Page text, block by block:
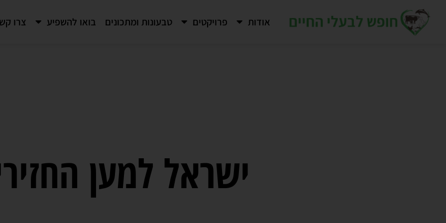
ישראל
דילוג
אודות פרויקטים טבעונות ומתכונים בואו להשפיע צרו
ישראל למען